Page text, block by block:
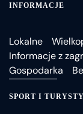
INFORMACJE
Lokalne
Informacje z
Gospodarka
SPORT I